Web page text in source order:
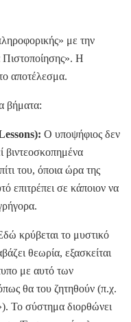
με την
Πιστοποίησης». Η
αποτέλεσμα.
βήματα:
Ο υποψήφιος δεν
βιντεοσκοπημένα
του, όποια ώρα της
επιτρέπει σε κάποιον να
κρύβεται το μυστικό
θεωρία, εξασκείται
με αυτό των
θα του ζητηθούν (π.χ.
Το σύστημα διορθώνει